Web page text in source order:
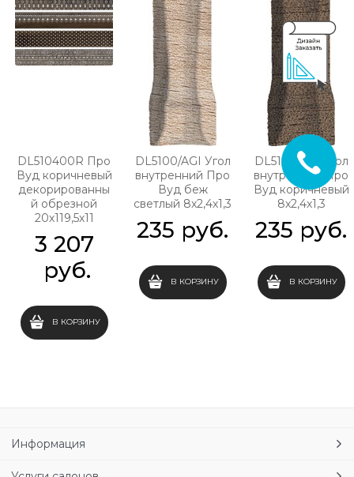
DL510400R Про
Вуд коричневый
декорированны
й обрезной
20х119,5х11
3 207
руб.
В КОРЗИНУ
DL5100/AGI Угол
внутренний Про
Вуд беж
светлый 8х2,4х1,3
235 руб.
В КОРЗИНУ
DL5103/AGI Угол
внутренний Про
Вуд коричневый
8х2,4х1,3
235 руб.
В КОРЗИНУ
Информация